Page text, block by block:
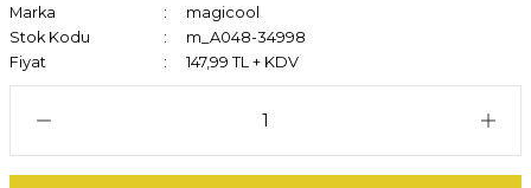
Marka
magicool
Stok Kodu
m_A048-34998
Fiyat
147,99 TL + KDV